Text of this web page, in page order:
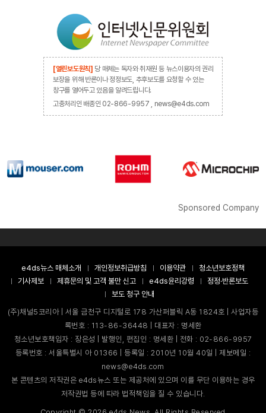
[열린보도원칙] 당 매체는 독자와 취재원 등 뉴스이용자의 권리
보장을 위해 반론이나 정정보도, 추후보도를 요청할 수 있는
창구를 열어두고 있음을 알려드립니다.
고충처리인 배종인 02-866-9957 , news@e4ds.com
Sponsored Company
e4ds뉴스 매체소개 개인정보취급방침 이용약관
청소년보호정책
기사제보
제휴문의 및 고객 불만 신고 e4ds윤리강령
정정·반론보도
보도 청구 안내
(주)채널5코리아 | 서울 금천구 디지털로 178 가산퍼블릭 A동 1824호 | 사업자등
록번호 : 113-86-36448 | 대표자 : 명세환
청소년보호책임자 : 장은성 | 발행인, 편집인 : 명세환 | 전화 : 02-866-9957
등록번호 : 서울특별시 아 01366 | 등록일 : 2010년 10월 40일 | 제보메일 :
news@e4ds.com
본 콘텐츠의 저작권은 e4ds뉴스 또는 제공처에 있으며 이를 무단 이용하는 경우
저작권법 등에 따라 법적책임을 질 수 있습니다.